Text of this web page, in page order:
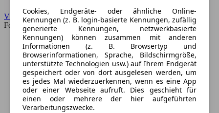
VW
Forum
Cookies, Endgeräte- oder ähnliche Online-
Kennungen (z. B. login-basierte Kennungen, zufällig
generierte Kennungen, netzwerkbasierte
Kennungen) können zusammen mit anderen
Informationen (z. B. Browsertyp und
Browserinformationen, Sprache, Bildschirmgröße,
unterstützte Technologien usw.) auf Ihrem Endgerät
gespeichert oder von dort ausgelesen werden, um
es jedes Mal wiederzuerkennen, wenn es eine App
oder einer Webseite aufruft. Dies geschieht für
einen oder mehrere der hier aufgeführten
Verarbeitungszwecke.